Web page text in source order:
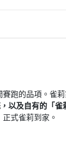
跑的品項。雀
以及自有的「雀
正式雀莉到家。